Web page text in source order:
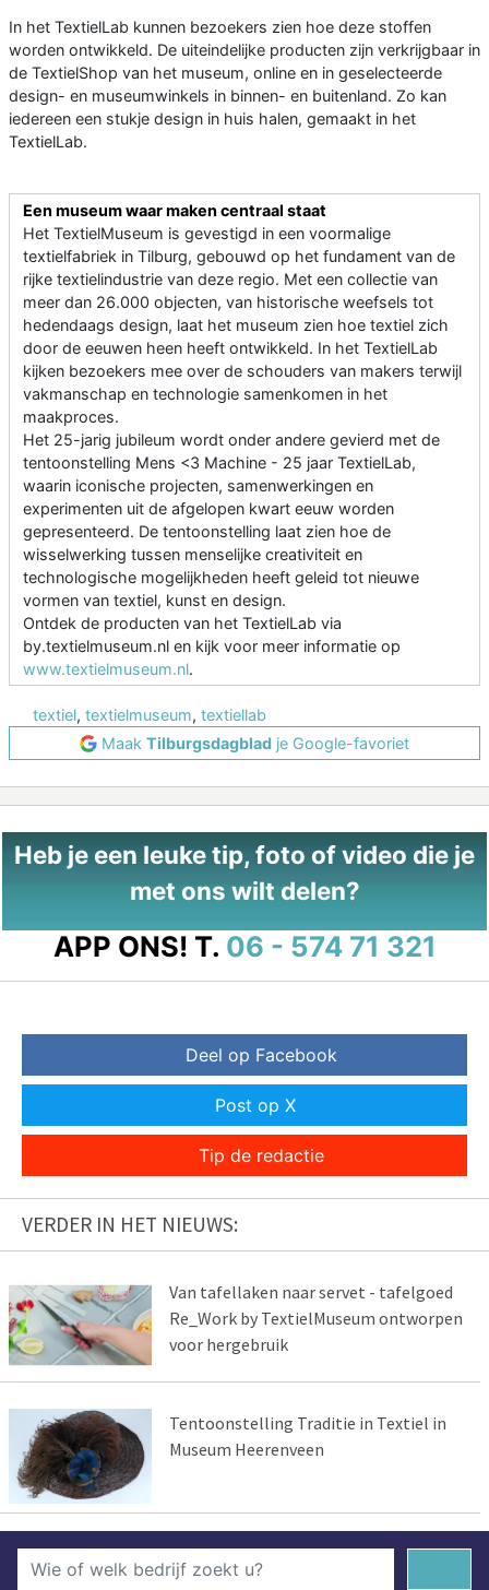
In het TextielLab kunnen bezoekers zien hoe deze stoffen
worden ontwikkeld. De uiteindelijke producten zijn verkrijgbaar in
de TextielShop van het museum, online en in geselecteerde
design- en museumwinkels in binnen- en buitenland. Zo kan
iedereen een stukje design in huis halen, gemaakt in het
TextielLab.
Een museum waar maken centraal staat
Het TextielMuseum is gevestigd in een voormalige
textielfabriek in Tilburg, gebouwd op het fundament van de
rijke textielindustrie van deze regio. Met een collectie van
meer dan 26.000 objecten, van historische weefsels tot
hedendaags design, laat het museum zien hoe textiel zich
door de eeuwen heen heeft ontwikkeld. In het TextielLab
kijken bezoekers mee over de schouders van makers terwijl
vakmanschap en technologie samenkomen in het
maakproces.
Het 25-jarig jubileum wordt onder andere gevierd met de
tentoonstelling Mens <3 Machine - 25 jaar TextielLab,
waarin iconische projecten, samenwerkingen en
experimenten uit de afgelopen kwart eeuw worden
gepresenteerd. De tentoonstelling laat zien hoe de
wisselwerking tussen menselijke creativiteit en
technologische mogelijkheden heeft geleid tot nieuwe
vormen van textiel, kunst en design.
Ontdek de producten van het TextielLab via
by.textielmuseum.nl en kijk voor meer informatie op
www.textielmuseum.nl.
textiel, textielmuseum, textiellab
Maak Tilburgsdagblad je Google-favoriet
Heb je een leuke tip, foto of video die je
met ons wilt delen?
APP ONS! T. 06 - 574 71 321
Deel op Facebook
Post op X
Tip de redactie
VERDER IN HET NIEUWS:
Van tafellaken naar servet - tafelgoed
Re_Work by TextielMuseum ontworpen
voor hergebruik
Tentoonstelling Traditie in Textiel in
Museum Heerenveen